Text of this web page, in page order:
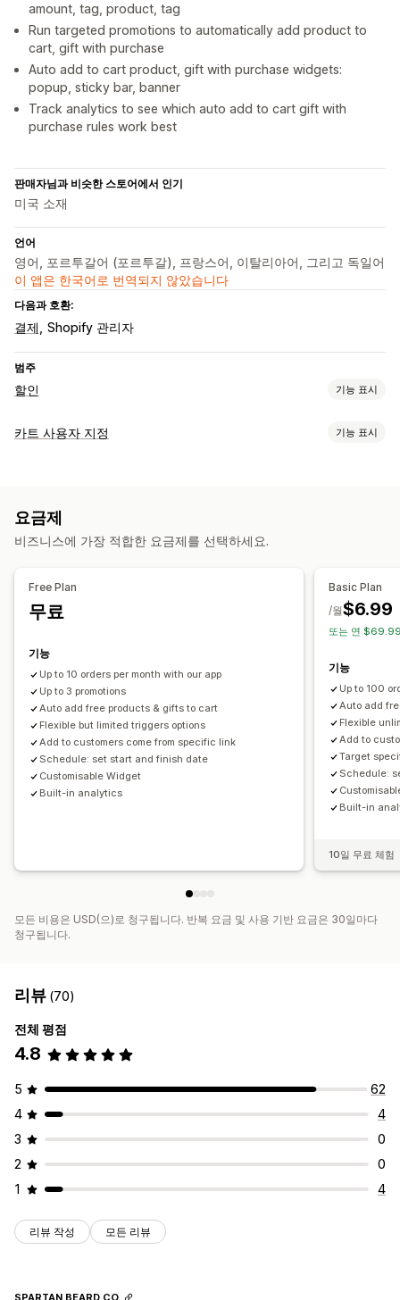
amount, tag, product, tag
Run targeted promotions to automatically add product to
cart, gift with purchase
Auto add to cart product, gift with purchase widgets:
popup, sticky bar, banner
Track analytics to see which auto add to cart gift with
purchase rules work best
판매자님과 비슷한 스토어에서 인기
미국 소재
언어
영어, 포르투갈어 (포르투갈), 프랑스어, 이탈리아어, 그리고 독일어
이 앱은 한국어로 번역되지 않았습니다
다음과 호환:
결제 Shopify 관리자
범주
할인 기능 표시
할인 유형
할인 관리
트리거 및 규칙
추적
보고
분석
A/B 테스트
카트 사용자 지정 기능 표시
사용자 지정 CSS
요금제
비즈니스에 가장 적합한 요금제를 선택하세요.
Free Plan
무료
기능
Up to 10 orders per month with our app
Up to 3 promotions
Auto add free products & gifts to cart
Flexible but limited triggers options
Add to customers come from specific link
Schedule: set start and finish date
Customisable Widget
Built-in analytics
Basic Plan
$6.99
/월
또는 연
기능
Up to 100
Auto add
Flexible
Add to
Target
Schedule:
Built-in
10일 무료 체험
모든 비용은 USD(으)로 청구됩니다. 반복 요금 및 사용 기반 요금은 30일마다
청구됩니다.
리뷰 (70)
전체 평점
4.8
5
62
4
4
3
0
2
0
1
4
리뷰 작성 모든 리뷰
SPARTAN BEARD CO.